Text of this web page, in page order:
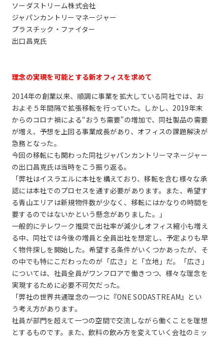
ソーダストリーム株式会社
ジャパンカントリーマネージャー
プラスチック・ファイター
出口昌克氏
理念の実現を可能とする新オフィスを求めて
2014年の創業以来、順調に事業を拡大している同社では、お
およそ５年間隔で拡張移転を行っていた。しかし、2019年末
からのコロナ禍による“おうち需要”の増加で、同社製品の需要
が増え、予想を上回る事業成長があり、オフィスの課題解決が
急務となった。
今回の移転にも関わった同社ジャパンカントリーマネージャー
の出口昌克氏は当時をこう振り返る。
「弊社はイスラエルに本社を構えており、移転を含む様々な承
認には本社でのプロセスを通す必要があります。また、希望す
る青山エリアは新規物件数が少なく、移転にはかなりの時間を
要するのではないかという懸念がありました。」
一般的にテレワーク推奨で出社率が減少しオフィス縮小も増え
る中、同社では今後の増員と全員出社を想定し、予定よりも早
く物件探しを開始した。希望する条件がいくつかあったが、そ
の中でも特にこだわったのが「広さ」と「立地」だ。「広さ」
については、社員全員がワンフロアで働きつつ、様々な理念を
実現するために必要不可欠だった。
「弊社の世界共通理念の一つに『ONE SODASTREAM』とい
う考え方があります。
社員が部門を超えて一つの空間で交流しながら働くことを理想
とするものです。また、飲料の飲み方を変えていく会社のミッ